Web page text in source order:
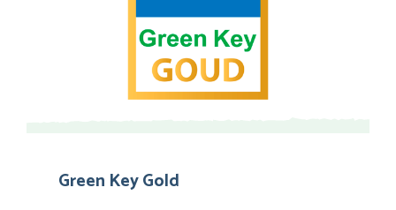
Green Key Gold